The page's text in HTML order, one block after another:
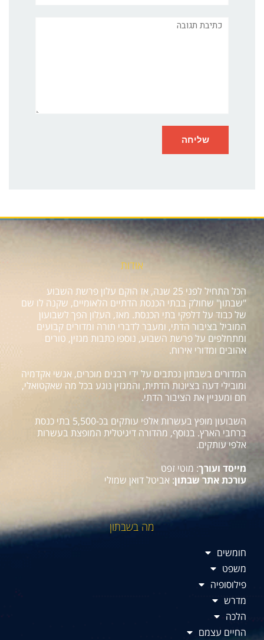
תגובה
אודות
הכל התחיל לפני 25 שנה, אז הוקם עלון פרשת השבוע
"שבתון" שחולק בבתי הכנסת הדתיים הלאומיים, שקנה לו שם
של כבוד על דלפקי בתי הכנסת. מאז, העלון הפך לשבועון
המוביל בציבור הדתי, ומעבר לדברי תורה ומדורים קבועים
ומתחלפים על פרשת השבוע, נוספו כתבות מגזין, טורים
אהובים ומדורי אירוח.
המדורים בשבתון נכתבים על ידי רבנים מוכרים, אנשי אקדמיה
ומובילי דעה בציונות הדתית, והמגזין נוגע בכל מה שאקטואלי,
חם ומעניין את הציבור הדתי.
השבועון מופץ בעשרות אלפי עותקים בכ-5,500 בתי כנסת
ברחבי הארץ. בנוסף, מהדורה דיגיטלית המופצת בעשרות
אלפי עותקים.
מייסד ועורך: מוטי זפט
עורכת אתר שבתון: אביטל דואן שמולי
מה בשבתון
חומשים
משפט
פילוסופיה
מדרש
הלכה
החיים עצמם